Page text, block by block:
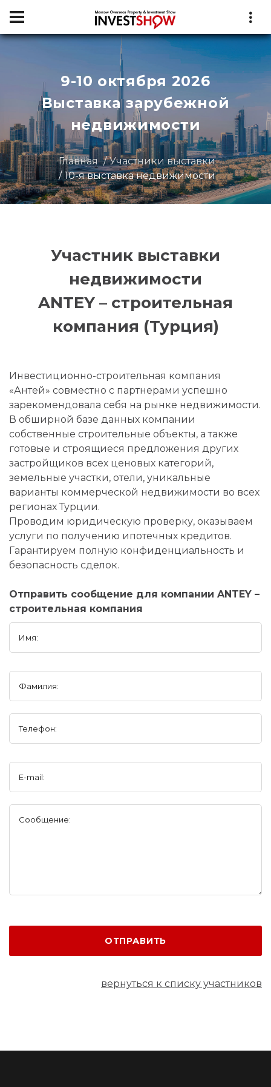
9-10 октября 2026
Выставка зарубежной
недвижимости
Главная
Участники выставки
10-я выставка недвижимости
Участник выставки
недвижимости
ANTEY – строительная
компания (Турция)
Инвестиционно-строительная компания
«Антей» совместно с партнерами успешно
зарекомендовала себя на рынке недвижимости.
В обширной базе данных компании
собственные строительные объекты, а также
готовые и строящиеся предложения других
застройщиков всех ценовых категорий,
земельные участки, отели, уникальные
варианты коммерческой недвижимости во всех
регионах Турции.
Проводим юридическую проверку, оказываем
услуги по получению ипотечных кредитов.
Гарантируем полную конфиденциальность и
безопасность сделок.
Отправить сообщение для компании ANTEY –
строительная компания
Имя:
Фамилия:
Телефон:
E-mail:
Сообщение:
ОТПРАВИТЬ
вернуться к списку участников